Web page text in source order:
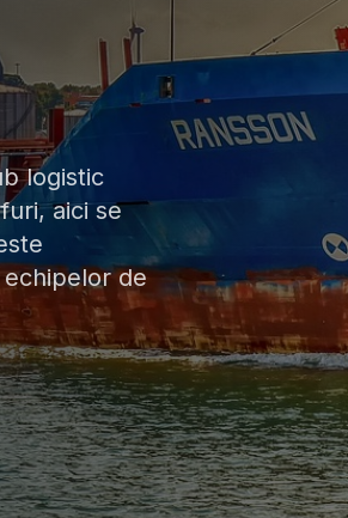
logistic
aici se
de